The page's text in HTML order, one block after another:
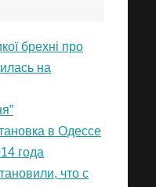
брехні про
на
в Одессе
года
что с